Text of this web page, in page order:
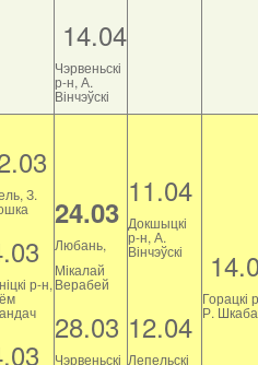
14.04
Чэрвеньскі
р-н, А.
Вінчэўскі
З.
р-н,
24.03
Любань,
Мікалай
Верабей
28.03
Чэрвеньскі
11.04
Докшыцкі
р-н, А.
Вінчэўскі
12.04
Лепельскі
Горацкі
Р.